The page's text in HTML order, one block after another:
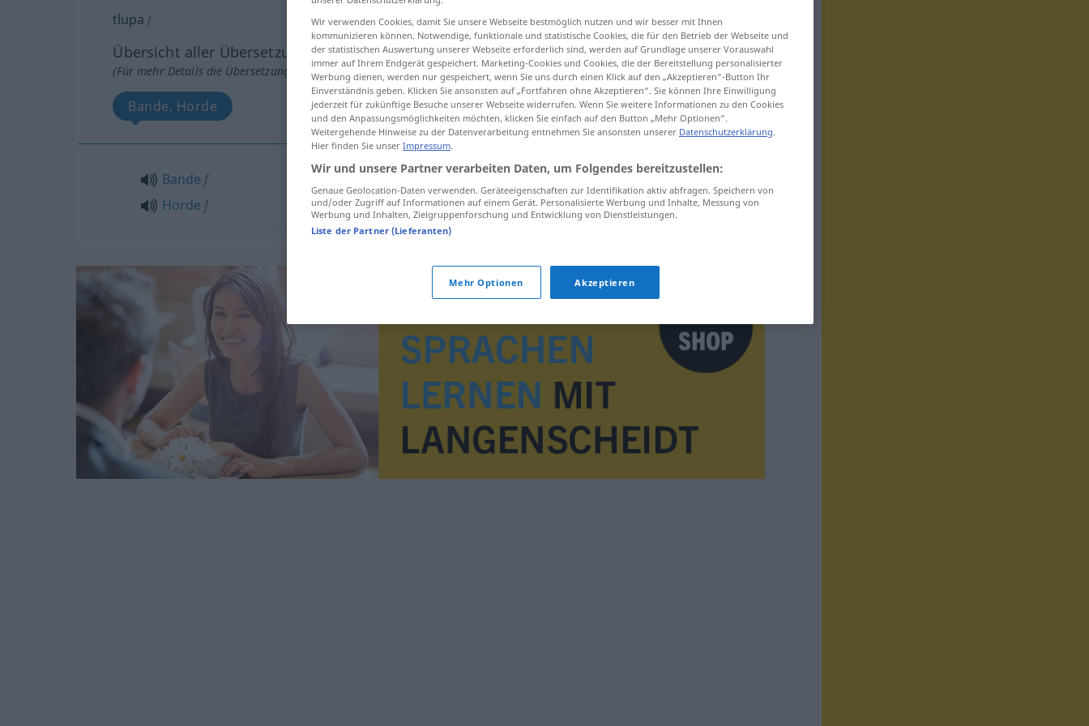
tlupa f
Übersicht aller Übersetzungen
(Für mehr Details die Übersetzung anklicken/antippen)
Bande, Horde
Bande f
Horde f
Wir verwenden Cookies, damit Sie unsere Webseite bestmöglich nutzen und wir besser mit Ihnen
kommunizieren können. Notwendige, funktionale und statistische Cookies, die für den Betrieb der Webseite und
der statistischen Auswertung unserer Webseite erforderlich sind, werden auf Grundlage unserer Vorauswahl
immer auf Ihrem Endgerät gespeichert. Marketing-Cookies und Cookies, die der Bereitstellung personalisierter
Werbung dienen, werden nur gespeichert, wenn Sie uns durch einen Klick auf den „Akzeptieren“-Button Ihr
Einverständnis geben. Klicken Sie ansonsten auf „Fortfahren ohne Akzeptieren“. Sie können Ihre Einwilligung
jederzeit für zukünftige Besuche unserer Webseite widerrufen. Wenn Sie weitere Informationen zu den Cookies
und den Anpassungsmöglichkeiten möchten, klicken Sie einfach auf den Button „Mehr Optionen“.
Weitergehende Hinweise zu der Datenverarbeitung entnehmen Sie ansonsten unserer Datenschutzerklärung.
Hier finden Sie unser Impressum.
Wir und unsere Partner verarbeiten Daten, um Folgendes bereitzustellen:
Genaue Geolocation-Daten verwenden. Geräteeigenschaften zur Identifikation aktiv abfragen. Speichern von
und/oder Zugriff auf Informationen auf einem Gerät. Personalisierte Werbung und Inhalte, Messung von
Werbung und Inhalten, Zielgruppenforschung und Entwicklung von Dienstleistungen.
Liste der Partner (Lieferanten)
Mehr Optionen Akzeptieren